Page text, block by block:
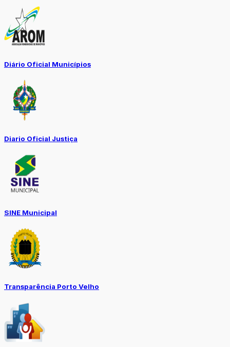
Diário Oficial Municípios
Diario Oficial Justiça
SINE Municipal
Transparência Porto Velho